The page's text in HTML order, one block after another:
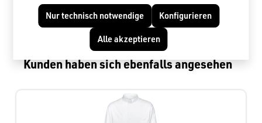
30,48 €*
Produktgalerie überspringen
Kunden haben sich ebenfalls angesehen
Nur technisch notwendige Konfigurieren
Alle akzeptieren